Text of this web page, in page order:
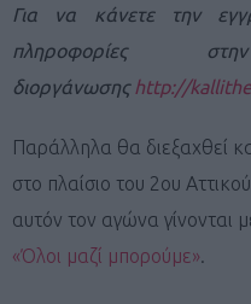
Για να κάνετε την
πληροφορίες
διοργάνωσης http://
Παράλληλα θα διεξαχθεί
στο πλαίσιο του 2ου
αυτόν τον αγώνα γίνονται
«Όλοι μαζί μπορούμε».